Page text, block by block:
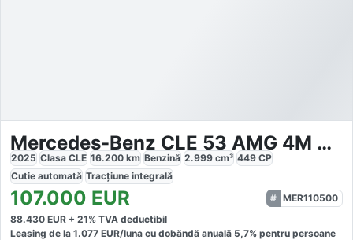
Mercedes-Benz CLE 53 AMG 4M Coupé AMG Multicontour
2025 Clasa CLE 16.200 km Benzină 2.999 cm³ 449 CP
Cutie automată Tracțiune integrală
107.000 EUR
MER110500
88.430 EUR + 21% TVA deductibil
Leasing de la 1.077 EUR/luna cu dobăndă anuală 5,7% pentru persoane